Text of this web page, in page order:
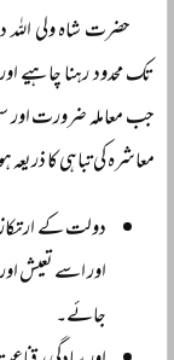
حضرت شاہ ولی اللہ
تک محدود رہنا چاہیے
جب معاملہ ضرورت اور
معاشرہ کی تباہی کا
دولت کے
اور اسے تعیش
جائے۔